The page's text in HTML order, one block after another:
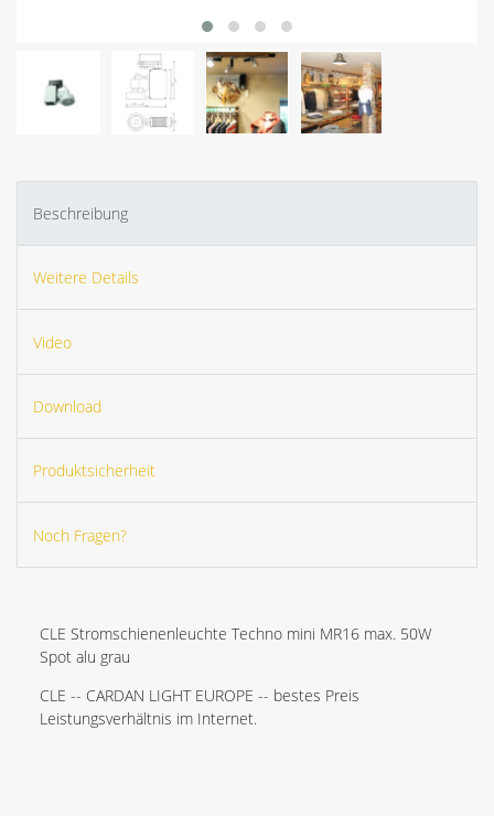
Beschreibung
Weitere Details
Video
Download
Produktsicherheit
Noch Fragen?
CLE Stromschienenleuchte Techno mini MR16 max. 50W
Spot alu grau
CLE -- CARDAN LIGHT EUROPE -- bestes Preis
Leistungsverhältnis im Internet.